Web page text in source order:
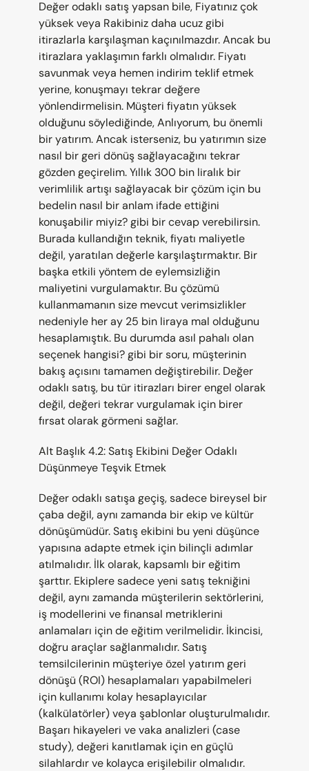
Değer odaklı satış yapsan bile, Fiyatınız çok
yüksek veya Rakibiniz daha ucuz gibi
itirazlarla karşılaşman kaçınılmazdır. Ancak bu
itirazlara yaklaşımın farklı olmalıdır. Fiyatı
savunmak veya hemen indirim teklif etmek
yerine, konuşmayı tekrar değere
yönlendirmelisin. Müşteri fiyatın yüksek
olduğunu söylediğinde, Anlıyorum, bu önemli
bir yatırım. Ancak isterseniz, bu yatırımın size
nasıl bir geri dönüş sağlayacağını tekrar
gözden geçirelim. Yıllık 300 bin liralık bir
verimlilik artışı sağlayacak bir çözüm için bu
bedelin nasıl bir anlam ifade ettiğini
konuşabilir miyiz? gibi bir cevap verebilirsin.
Burada kullandığın teknik, fiyatı maliyetle
değil, yaratılan değerle karşılaştırmaktır. Bir
başka etkili yöntem de eylemsizliğin
maliyetini vurgulamaktır. Bu çözümü
kullanmamanın size mevcut verimsizlikler
nedeniyle her ay 25 bin liraya mal olduğunu
hesaplamıştık. Bu durumda asıl pahalı olan
seçenek hangisi? gibi bir soru, müşterinin
bakış açısını tamamen değiştirebilir. Değer
odaklı satış, bu tür itirazları birer engel olarak
değil, değeri tekrar vurgulamak için birer
fırsat olarak görmeni sağlar.
Alt Başlık 4.2: Satış Ekibini Değer Odaklı
Düşünmeye Teşvik Etmek
Değer odaklı satışa geçiş, sadece bireysel bir
çaba değil, aynı zamanda bir ekip ve kültür
dönüşümüdür. Satış ekibini bu yeni düşünce
yapısına adapte etmek için bilinçli adımlar
atılmalıdır. İlk olarak, kapsamlı bir eğitim
şarttır. Ekiplere sadece yeni satış tekniğini
değil, aynı zamanda müşterilerin sektörlerini,
iş modellerini ve finansal metriklerini
anlamaları için de eğitim verilmelidir. İkincisi,
doğru araçlar sağlanmalıdır. Satış
temsilcilerinin müşteriye özel yatırım geri
dönüşü (ROI) hesaplamaları yapabilmeleri
için kullanımı kolay hesaplayıcılar
(kalkülatörler) veya şablonlar oluşturulmalıdır.
Başarı hikayeleri ve vaka analizleri (case
study), değeri kanıtlamak için en güçlü
silahlardır ve kolayca erişilebilir olmalıdır.